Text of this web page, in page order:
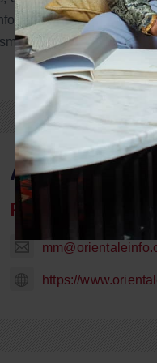
financières
de gestion,
A propos
Robert MBUYI
https://